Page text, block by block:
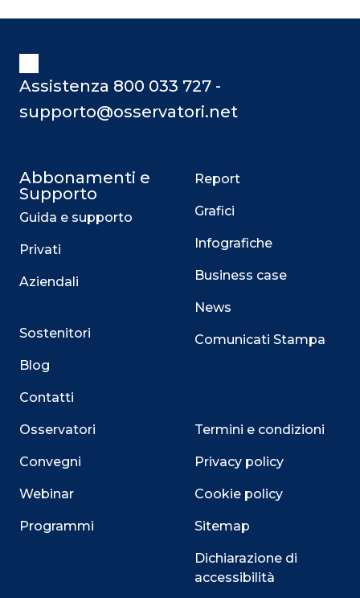
Assistenza 800 033 727 -
supporto@osservatori.net
Abbonamenti e
Supporto
Guida e supporto
Privati
Aziendali
Sostenitori
Blog
Contatti
Osservatori
Convegni
Webinar
Programmi
Report
Grafici
Infografiche
Business case
News
Comunicati Stampa
Termini e condizioni
Privacy policy
Cookie policy
Sitemap
Dichiarazione di
accessibilità